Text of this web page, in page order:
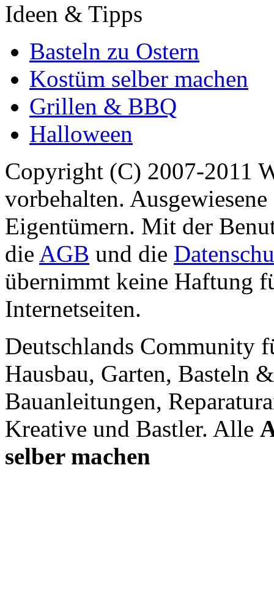
Ideen & Tipps
Basteln zu Ostern
Kostüm selber machen
Grillen & BBQ
Halloween
Copyright (C) 2007-2011
vorbehalten.
Eigentümern. Mit der
die AGB und die
übernimmt keine Haftung
Internetseiten.
Deutschlands Community
Hausbau, Garten, Basteln
Bauanleitungen,
Kreative und Bastler. Alle
selber machen